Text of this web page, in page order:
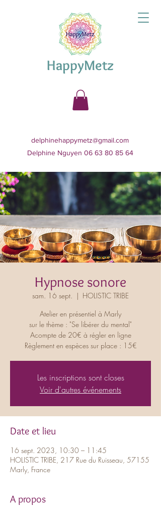
HappyMetz
delphinehappymetz@gmail.com
Delphine Nguyen 06 63 80 85 64
Hypnose sonore
sam. 16 sept.
  |
HOLISTIC TRIBE
Atelier en présentiel à Marly
sur le thème : "Se libérer du mental"
Acompte de 20€ à régler en ligne
Règlement en espèces sur place : 15€
Les inscriptions sont closes
Voir d'autres événements
Date et lieu
16 sept. 2023, 10:30 – 11:45
HOLISTIC TRIBE, 217 Rue du Ruisseau, 57155
Marly, France
A propos